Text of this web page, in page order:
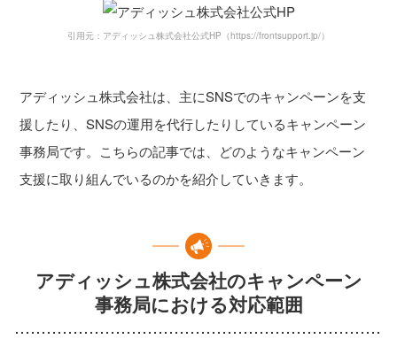
引用元：アディッシュ株式会社公式HP（https://frontsupport.jp/）
アディッシュ株式会社は、主にSNSでのキャンペーンを支
援したり、SNSの運用を代行したりしているキャンペーン
事務局です。こちらの記事では、どのようなキャンペーン
支援に取り組んでいるのかを紹介していきます。
アディッシュ株式会社のキャンペーン
事務局における対応範囲